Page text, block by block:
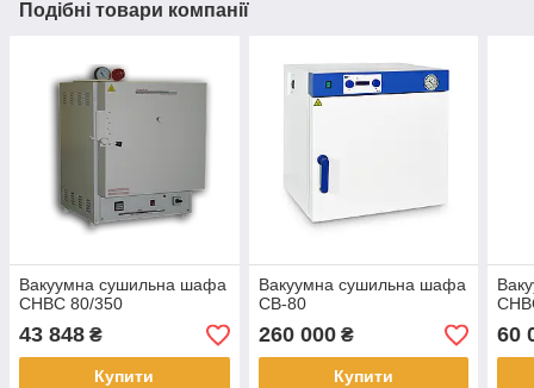
Подібні товари компанії
Вакуумна сушильна шафа
СНВС 80/350
43 848 ₴
Купити
Вакуумна сушильна шафа
СВ-80
260 000₴
Купити
60